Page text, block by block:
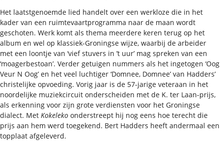
Het laatstgenoemde lied handelt over een werkloze die in het
kader van een ruimtevaartprogramma naar de maan wordt
geschoten. Werk komt als thema meerdere keren terug op het
album en wel op klassiek-Groningse wijze, waarbij de arbeider
met een loontje van ‘vief stuvers in ’t uur’ mag spreken van een
‘moagerbestoan’. Verder getuigen nummers als het ingetogen ‘Oog
Veur N Oog’ en het veel luchtiger ‘Domnee, Domnee’ van Hadders’
christelijke opvoeding. Vorig jaar is de 57-jarige veteraan in het
noordelijke muziekcircuit onderscheiden met de K. ter Laan-prijs,
als erkenning voor zijn grote verdiensten voor het Groningse
dialect. Met Kokeleko onderstreept hij nog eens hoe terecht die
prijs aan hem werd toegekend. Bert Hadders heeft andermaal een
topplaat afgeleverd.